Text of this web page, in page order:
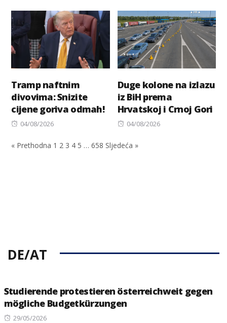
Tramp naftnim
divovima: Snizite
cijene goriva odmah!
Posted
04/08/2026
Duge kolone na izlazu
iz BiH prema
Hrvatskoj i Crnoj Gori
Posted
04/08/2026
« Prethodna 1 2 3 4 5 … 658 Sljedeća »
DE/AT
Studierende protestieren österreichweit gegen
mögliche Budgetkürzungen
Posted
29/05/2026